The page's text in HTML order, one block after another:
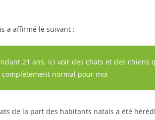
a affirmé le suivant :
21 ans, ici voir des chats et des chiens
normal pour moi
de la part des habitants natals a été